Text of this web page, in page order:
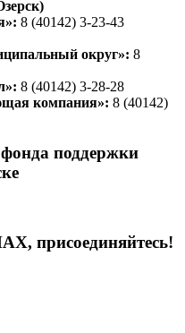
8 (40142) 3-23-43
округ»: 8
8 (40142) 3-28-28
компания»: 8 (40142)
поддержки
присоединяйтесь!